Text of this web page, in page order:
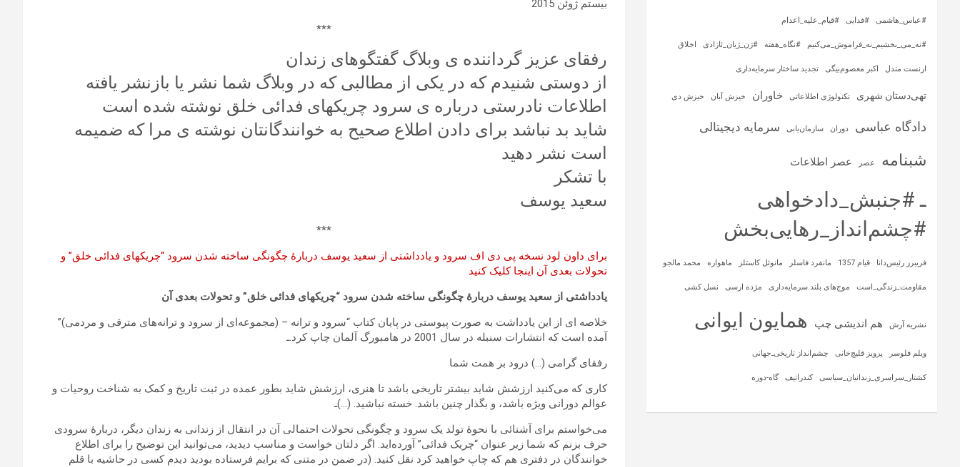
بیستم ژوئن 2015
***
رفقای عزیز گرداننده ی وبلاگ گفتگوهای زندان
از دوستی شنیدم که در یکی از مطالبی که در وبلاگ شما نشر یا بازنشر یافته
اطلاعات نادرستی درباره ی سرود چریکهای فدائی خلق نوشته شده است
شاید بد نباشد برای دادن اطلاع صحیح به خوانندگانتان نوشته ی مرا که ضمیمه
است نشر دهید
با تشکر
سعید یوسف
***
برای داون لود نسخه پی دی اف سرود و یادداشتی از سعید یوسف دربارۀ چگونگی ساخته شدن سرود “چریکهای فدائی خلق” و
تحولات بعدی آن اینجا کلیک کنید
یادداشتی از سعید یوسف دربارۀ چگونگی ساخته شدن سرود “چریکهای فدائی خلق” و تحولات بعدی آن
خلاصه ای از این یادداشت به صورت پیوستی در پایان کتاب “سرود و ترانه – (مجموعه‌ای از سرود و ترانه‌های مترقی و مردمی)”
آمده است که انتشارات سنبله در سال 2001 در هامبورگ آلمان چاپ کرد.ـ
رفقای گرامی (…) درود بر همت شما
کاری که می‌کنید ارزشش‏ شاید بیشتر تاریخی باشد تا هنری، ارزشش‏ شاید بطور عمده در ثبت تاریخ و کمک به شناخت روحیات و
عوالم دورانی ویژه باشد، و بگذار چنین باشد. خسته نباشید. (…)ـ
می‌خواستم برای آشنائی با نحوۀ تولد یک سرود و چگونگی تحولات احتمالی آن در انتقال از زندانی به زندان دیگر، دربارۀ سرودی
حرف بزنم که شما زیر عنوان “چریک فدائی” آورده‌اید. اگر دلتان خواست و مناسب دیدید، می‌توانید این توضیح را برای اطلاع
خوانندگان در دفتری هم که چاپ خواهید کرد نقل کنید. (در ضمن در متنی که برایم فرستاده بودید دیدم کسی در حاشیه با قلم
#عباس_هاشمی #فدایی #قیام_علیه_اعدام
#نه_می_بخشیم_نه_فراموش_می‌کنیم #نگاه_هفته #ژن_ژیان_ئازادی اخلاق
ارنست مندل اکبر معصوم‌بیگی تجدید ساختار سرمایه‌داری
تهی‌دستان شهری تکنولوژی اطلاعاتی خاوران خیزش آبان خیزش دی
دادگاه عباسی دوران سازمان‌یابی سرمایه‌ دیجیتالی
شبنامه عصر عصر اطلاعات
ـ #جنبش_دادخواهی
#چشم‌انداز_رهایی‌بخش
فریبرز رئیس‌دانا قیام 1357 مانفرد فاسلر مانوئل کاستلز ماهواره‌ محمد مالجو
مقاومت_زندگی_است موج‌های بلند سرمایه‌داری مژده ارسی نسل کشی
نشریه آرش هم اندیشی چپ همایون ایوانی
ویلم فلوسر پرویز قلیچ‌خانی چشم‌انداز تاریخی‌ـ‌جهانی
کشتار_سراسری_زندانیان_سیاسی کندراتیف گاه-دوره